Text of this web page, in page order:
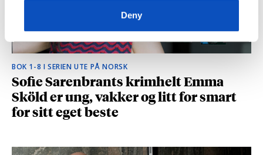
Deny
BOK 1-8 I SERIEN UTE PÅ NORSK
Sofie Sarenbrants krimhelt Emma
Sköld er ung, vakker og litt for smart
for sitt eget beste